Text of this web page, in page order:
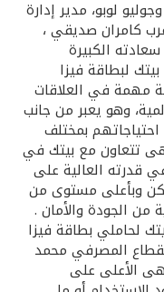
لوبو، مدير إدارة
كامران صديقي ،
الكبيرة
لبطاقة فيزا
مهمة في العلاقات
وهو يعبر من جانب
بمختلف
تتعاون مع بيتك في
قدرته العالية على
وبأعلى مستوى من
من الجودة والأمان .
لحاملي بطاقة فيزا
المصرفي محمد
الأعلى على